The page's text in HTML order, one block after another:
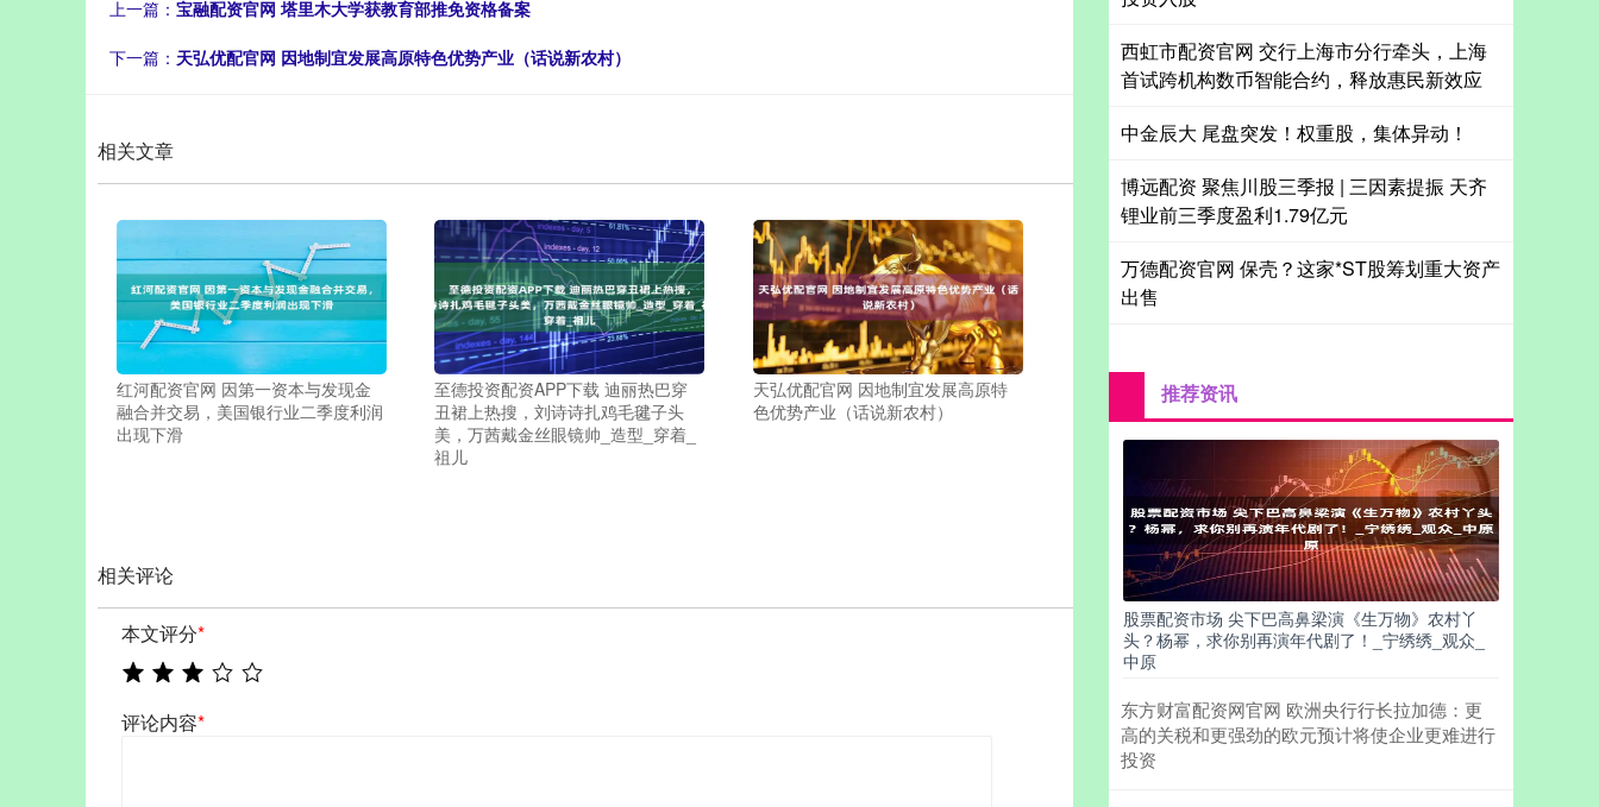
上一篇： 宝融配资官网 塔里木大学获教育部推免资格备案
下一篇： 天弘优配官网 因地制宜发展高原特色优势产业（话说新农村）
相关文章
红河配资官网 因第一资本与发现金
融合并交易，美国银行业二季度利润
出现下滑
至德投资配资APP下载 迪丽热巴穿
丑裙上热搜，刘诗诗扎鸡毛毽子头
美，万茜戴金丝眼镜帅_造型_穿着_
祖儿
天弘优配官网 因地制宜发展高原特
色优势产业（话说新农村）
相关评论
本文评分*
评论内容*
西虹市配资官网 交行上海市分行牵头，上海
首试跨机构数币智能合约，释放惠民新效应
中金辰大 尾盘突发！权重股，集体异动！
博远配资 聚焦川股三季报 | 三因素提振 天齐
锂业前三季度盈利1.79亿元
万德配资官网 保壳？这家*ST股筹划重大资产
出售
推荐资讯
股票配资市场 尖下巴高鼻梁演《生万物》农村丫
头？杨幂，求你别再演年代剧了！_宁绣绣_观众_
中原
东方财富配资网官网 欧洲央行行长拉加德：更
高的关税和更强劲的欧元预计将使企业更难进行
投资